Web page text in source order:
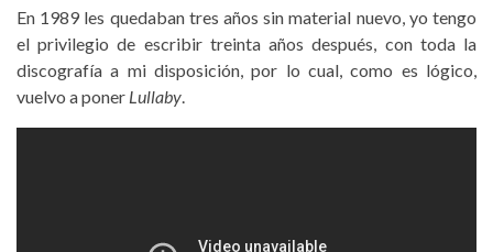
En 1989 les quedaban tres años sin material nuevo, yo tengo
el privilegio de escribir treinta años después, con toda la
discografía a mi disposición, por lo cual, como es lógico,
vuelvo a poner Lullaby.